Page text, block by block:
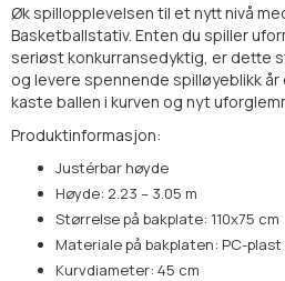
Øk spillopplevelsen til et nytt nivå
Basketballstativ. Enten du spiller
seriøst konkurransedyktig, er dette
og levere spennende spilløyeblikk år
kaste ballen i kurven og nyt
Produktinformasjon:
Justérbar høyde
Høyde: 2.23 – 3.05 m
Størrelse på bakplate: 110x75 cm
Materiale på bakplaten: PC-plast
Kurvdiameter: 45 cm